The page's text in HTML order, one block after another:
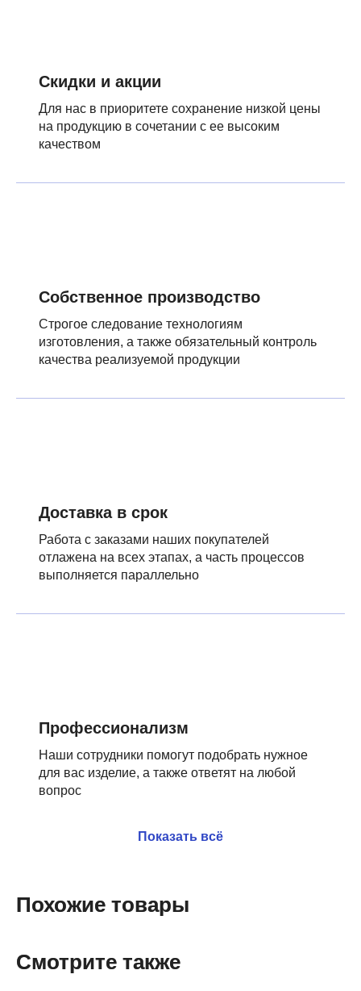
Скидки и акции
Для нас в приоритете сохранение низкой цены
на продукцию в сочетании с ее высоким
качеством
Собственное производство
Строгое следование технологиям
изготовления, а также обязательный контроль
качества реализуемой продукции
Доставка в срок
Работа с заказами наших покупателей
отлажена на всех этапах, а часть процессов
выполняется параллельно
Профессионализм
Наши сотрудники помогут подобрать нужное
для вас изделие, а также ответят на любой
вопрос
Показать всё
Похожие товары
Смотрите также